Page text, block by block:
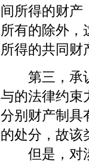
间所得的财产
所有的除外，
所得的共同财
第三，承认
与的法律约束
分别财产制具
的处分，故该
但是，对涉